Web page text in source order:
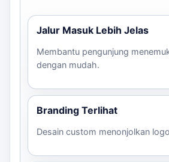
Jalur Masuk Lebih Jelas
Membantu pengunjung
dengan mudah.
Branding Terlihat
Desain custom menonjolkan